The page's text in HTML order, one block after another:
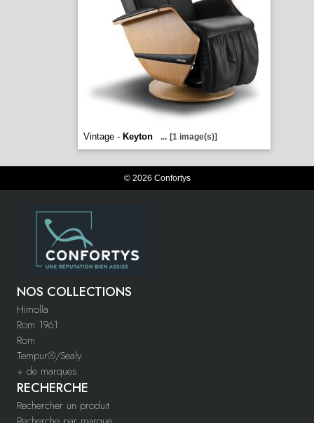
Vintage - Keyton ... [1 image(s)]
© 2026 Confortys
NOS COLLECTIONS
Himolla
Rom 1961
Rom
Tempur®/Sealy
+ de marques
RECHERCHE
Rechercher un produit